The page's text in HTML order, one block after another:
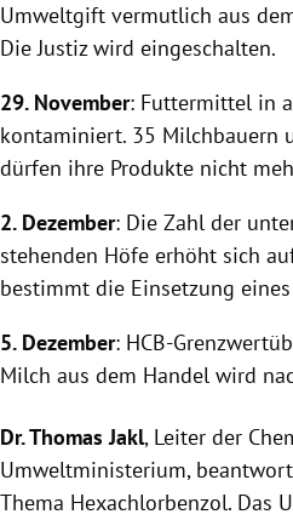
Umweltgift vermutlich aus
Die Justiz wird eingeschalten.
29. November: Futtermittel in
kontaminiert. 35 Milchbauern
dürfen ihre Produkte nicht
2. Dezember: Die Zahl der
stehenden Höfe erhöht sich
bestimmt die Einsetzung eines
5. Dezember: HCB-
Milch aus dem Handel wird
Dr.Thomas Jakl, Leiter der
Umweltministerium,
Thema Hexachlorbenzol. Das